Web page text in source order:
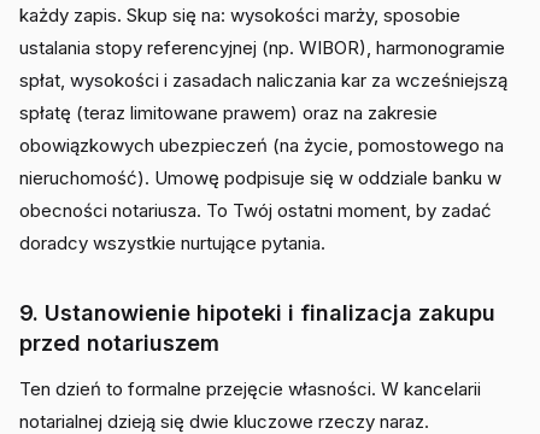
każdy zapis. Skup się na: wysokości marży, sposobie
ustalania stopy referencyjnej (np. WIBOR), harmonogramie
spłat, wysokości i zasadach naliczania kar za wcześniejszą
spłatę (teraz limitowane prawem) oraz na zakresie
obowiązkowych ubezpieczeń (na życie, pomostowego na
nieruchomość). Umowę podpisuje się w oddziale banku w
obecności notariusza. To Twój ostatni moment, by zadać
doradcy wszystkie nurtujące pytania.
9. Ustanowienie hipoteki i finalizacja zakupu
przed notariuszem
Ten dzień to formalne przejęcie własności. W kancelarii
notarialnej dzieją się dwie kluczowe rzeczy naraz.